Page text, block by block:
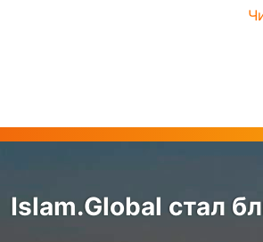
Islam.Global стал